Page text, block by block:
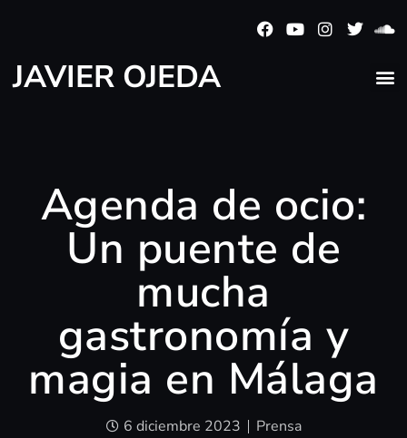
JAVIER OJEDA
Agenda de ocio:
Un puente de
mucha
gastronomía y
magia en Málaga
6 diciembre 2023 Prensa